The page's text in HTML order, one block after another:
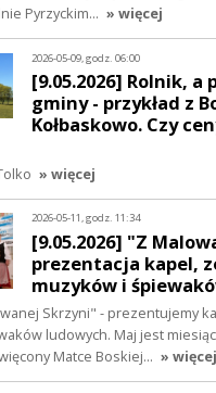
Pyrzyckim… » więcej
2026-05-09, godz. 06:00
[9.05.2026] Rolnik, a
gminy - przykład z
Kołbaskowo. Czy
» więcej
2026-05-11, godz. 11:34
[9.05.2026] "Z
prezentacja kapel,
muzyków i
Skrzyni" - prezentujemy
ludowych. Maj jest
Matce Boskiej… » więcej